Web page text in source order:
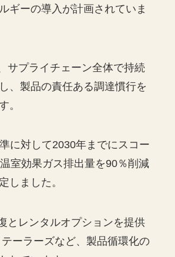
ギーの導入が計画されていま
サプライチェーン全体で持続
、製品の責任ある調達慣行を
。
に対して2030年までにスコー
室効果ガス排出量を90％削減
しました。
とレンタルオプションを提供
ーラーズなど、製品循環化の